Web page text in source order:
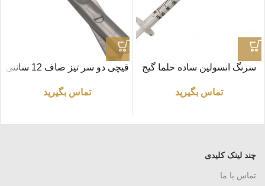
سرنگ انسولین ساده حلما گیج
تماس بگیرید
قیچی دو سر تیز صاف 12 سانتی
تماس بگیرید
چند لینک کلیدی
تماس با ما